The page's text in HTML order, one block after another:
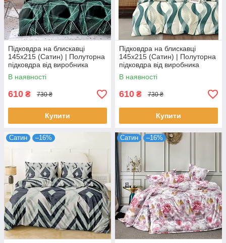
Підковдра на блискавці
145х215 (Сатин) | Полуторна
підковдра від виробника
"Королева Ночі" | Візерунок
на темному та бірюзовому
В наявності
610 ₴ 730 ₴
Купити
Підковдра на блискавці
145х215 (Сатин) | Полуторна
підковдра від виробника
"Королева Ночі" | Бірюзові
хвилі на молочному
В наявності
610 ₴ 730 ₴
Купити
Сатин –16% Сатин –16%